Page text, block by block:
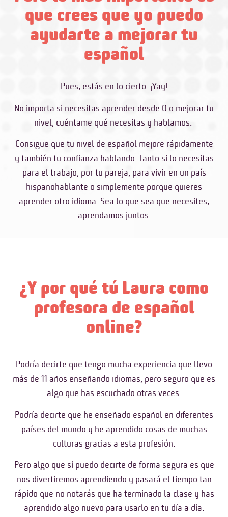
que crees que yo puedo
ayudarte a mejorar tu
español
Pues, estás en lo cierto. ¡Yay!
No importa si necesitas aprender desde 0 o mejorar tu
nivel, cuéntame qué necesitas y hablamos.
Consigue que tu nivel de español mejore rápidamente
y también tu confianza hablando. Tanto si lo necesitas
para el trabajo, por tu pareja, para vivir en un país
hispanohablante o simplemente porque quieres
aprender otro idioma. Sea lo que sea que necesites,
aprendamos juntos.
¿Y por qué tú Laura como
profesora de español
online?
Podría decirte que tengo mucha experiencia que llevo
más de 11 años enseñando idiomas, pero seguro que es
algo que has escuchado otras veces.
Podría decirte que he enseñado español en diferentes
países del mundo y he aprendido cosas de muchas
culturas gracias a esta profesión.
Pero algo que sí puedo decirte de forma segura es que
nos divertiremos aprendiendo y pasará el tiempo tan
rápido que no notarás que ha terminado la clase y has
aprendido algo nuevo para usarlo en tu día a día.